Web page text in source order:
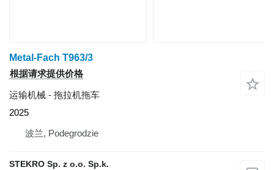
Metal-Fach T963/3
根据请求提供价格
运输机械 - 拖拉机拖车
2025
波兰, Podegrodzie
STEKRO Sp. z o.o. Sp.k.